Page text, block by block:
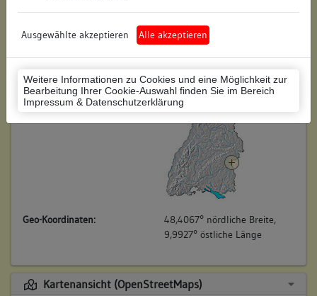
Ausgewählte akzeptieren Alle akzeptieren
Weitere Informationen zu Cookies und eine Möglichkeit zur
Bearbeitung Ihrer Cookie-Auswahl finden Sie im Bereich
Impressum & Datenschutzerklärung
Flurstücknummer: keine
Historischer Straßenname: keiner
Historische Gebäudenummer: keine
Lage des Wohnplatzes:
Geo-Koordinaten:
48,4067° nördliche Breite,
9,9927° östliche Länge
Kartenansicht (OpenStreetMaps)